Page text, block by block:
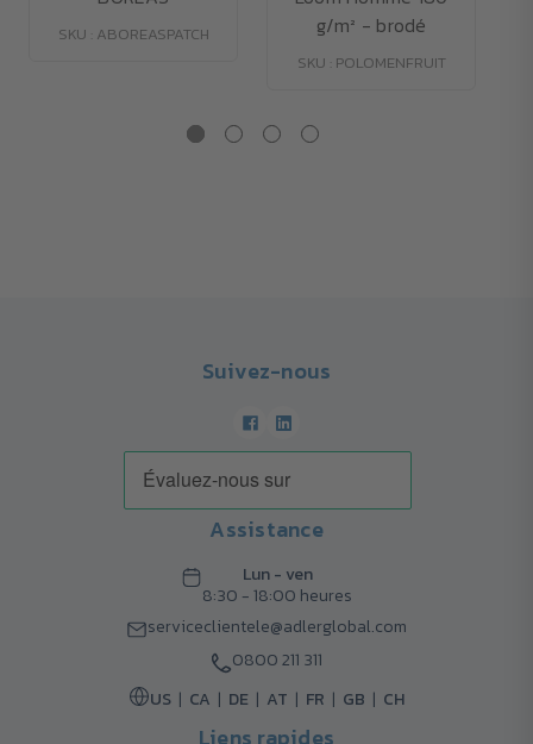
SKU : ABOREASPATCH
g/m² - brodé
SKU : POLOMENFRUIT
Suivez-nous
Assistance
Lun - ven
8:30 - 18:00 heures
serviceclientele@adlerglobal.com
0800 211 311
US
CA DE AT FR GB CH